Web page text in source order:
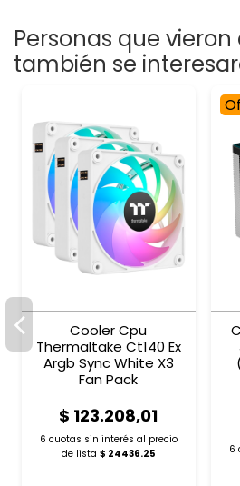
Personas que
también se
Cooler Cpu
Thermaltake Ct140 Ex
Argb Sync White X3
Fan Pack
$ 123.208,01
6 cuotas sin interés al precio
de lista $ 24436.25 6